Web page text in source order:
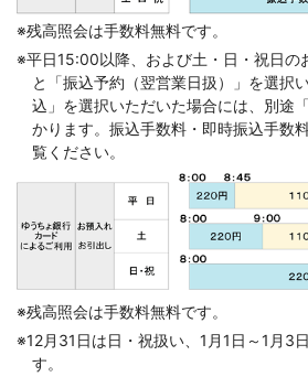
※
コメジルシ
残高照会は手数料無料です。
※
コメジルシ
平日15:00以降、および土・日・祝日の
と「振込予約（翌営業日扱）」を選択
込」を選択いただいた場合には、別途
かります。振込手数料・即時振込手数
覧ください。
※
コメジルシ
残高照会は手数料無料です。
※
コメジルシ
12月31日は日・祝扱い、1月1日～1月3
す。